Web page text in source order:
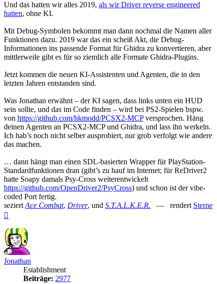
Und das hatten wir alles 2019, als wir Driver reverse engineered
hatten, ohne KI.
Mit Debug-Symbolen bekommt man dann nochmal die Namen aller
Funktionen dazu. 2019 war das ein scheiß Akt, die Debug-
Informationen ins passende Format für Ghidra zu konvertieren, aber
mittlerweile gibt es für so ziemlich alle Formate Ghidra-Plugins.
Jetzt kommen die neuen KI-Assistenten und Agenten, die in den
letzten Jahren entstanden sind.
Was Jonathan erwähnt – der KI sagen, dass links unten ein HUD
sein sollte, und das im Code finden – wird bei PS2-Spielen bspw.
von https://github.com/hkmodd/PCSX2-MCPversprochen. Häng
deinen Agenten an PCSX2-MCP und Ghidra, und lass ihn werkeln.
Ich hab’s noch nicht selber ausprobiert, nur grob verfolgt wie andere
das machen.
… dann hängt man einen SDL-basierten Wrapper für PlayStation-
Standardfunktionen dran (gibt’s zu hauf im Internet; für ReDriver2
hatte Soapy damals Psy-Cross weiterentwickelt
https://github.com/OpenDriver2/PsyCross) und schon ist der vibe-
coded Port fertig.
seziert Ace Combat, Driver, und S.T.A.L.K.E.R. — rendert Sterne
Jonathan
Establishment
Beiträge: 2977